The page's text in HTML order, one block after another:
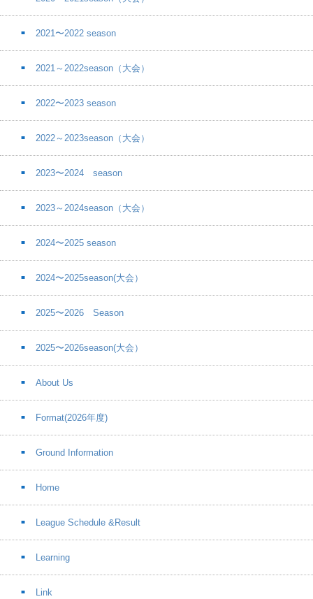
2021〜2022 season
2021～2022season（大会）
2022〜2023 season
2022～2023season（大会）
2023〜2024 season
2023～2024season（大会）
2024〜2025 season
2024〜2025season(大会）
2025〜2026 Season
2025〜2026season(大会）
About Us
Format(2026年度)
Ground Information
Home
League Schedule &Result
Learning
Link